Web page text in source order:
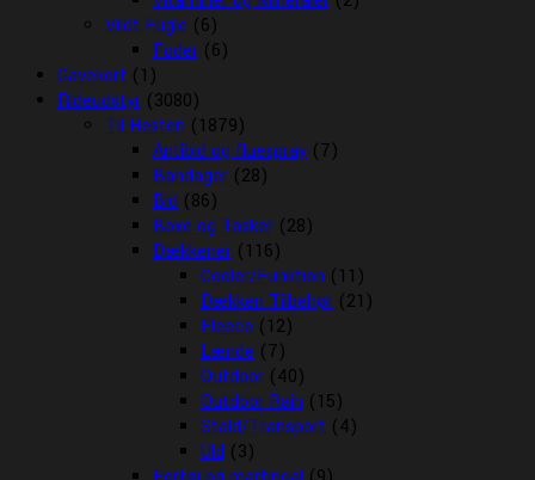
Vildt Fugle (6)
Foder (6)
Gavekort (1)
Rideudstyr (3080)
Til Hesten (1879)
Antibid og fluespray (7)
Bandager (28)
Bid (86)
Boxe og Tasker (28)
Dækkener (116)
Cooler/Funktion (11)
Dækken Tilbehør (21)
Fleece (12)
Lænde (7)
Outdoor (40)
Outdoor Rain (15)
Stald/Transport (4)
Uld (3)